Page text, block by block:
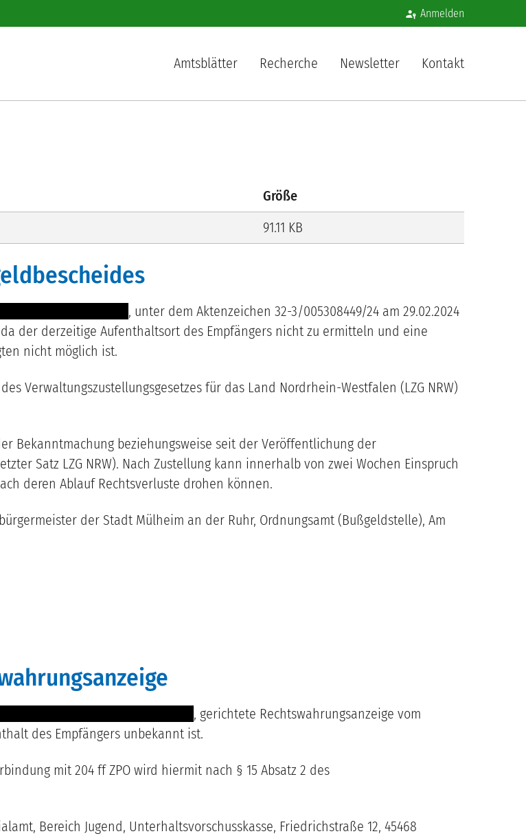
Benutzermenü
Anmelden
Amtsblätter Recherche Newsletter Kontakt
Größe
91.11 KB
, unter dem Aktenzeichen 32-3/005308449/24 am 29.02.2024
der derzeitige Aufenthaltsort des Empfängers nicht zu ermitteln und eine
nicht möglich ist.
Verwaltungszustellungsgesetzes für das Land Nordrhein-Westfalen (LZG NRW)
Bekanntmachung beziehungsweise seit der Veröffentlichung der
Satz LZG NRW). Nach Zustellung kann innerhalb von zwei Wochen Einspruch
deren Ablauf Rechtsverluste drohen können.
der Stadt Mülheim an der Ruhr, Ordnungsamt (Bußgeldstelle), Am
, gerichtete Rechtswahrungsanzeige vom
des Empfängers unbekannt ist.
mit 204 ff ZPO wird hiermit nach § 15 Absatz 2 des
Bereich Jugend, Unterhaltsvorschusskasse, Friedrichstraße 12, 45468